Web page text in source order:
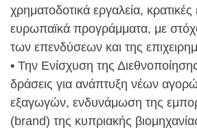
χρηματοδοτικά εργαλεία, κρατικές
ευρωπαϊκά προγράμματα, με
των επενδύσεων και της
• Την Ενίσχυση της
δράσεις για ανάπτυξη νέων
εξαγωγών, ενδυνάμωση της
(brand) της κυπριακής